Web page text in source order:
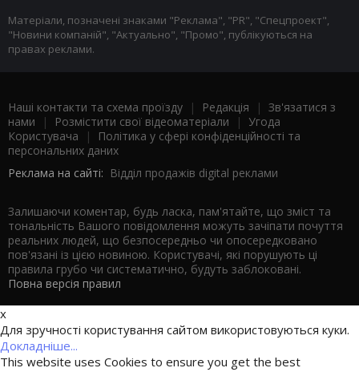
Матеріали, позначені знаками "Реклама", "PR", "Спецпроект",
"Новини компаній", "Актуально", "Промо", публікуються на
правах реклами.
Наші контакти та схема проїзду | Редакція | Зв'язатися з
нами | Розмістити свої відеоматеріали | Угода
Користувача |
Політика у сфері конфіденційності та
персональних даних
Реклама на сайті: Відділ продажів digital реклами
Залишаючи коментар, будь ласка, пам'ятайте, що зміст та
тональність Вашого повідомлення можуть зачіпати почуття
реальних людей, що безпосередньо чи опосередковано
пов'язані із цією новиною. Користувачі, які порушують ці
правила грубо чи систематично, будуть заблоковані.
Повна версія правил
x
Для зручності користування сайтом використовуються куки.
Докладніше...
This website uses Cookies to ensure you get the best